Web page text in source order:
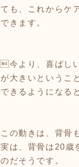
ても、これからケ
できます。
今より、喜ばし
が大きいというこ
できるようになる
この動きは、背骨
実は、背骨は20歳
のだそうです。